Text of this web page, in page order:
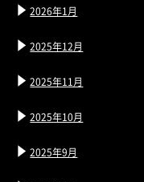
2026年1月
2025年12月
2025年11月
2025年10月
2025年9月